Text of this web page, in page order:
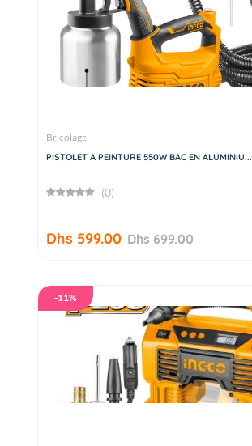
Bricolage
PISTOLET A PEINTURE 550W BAC EN ALUMINIU...
(0)
Dhs 599.00 Dhs 699.00
-11%